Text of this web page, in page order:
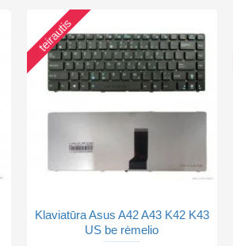
teirautis
Klaviatūra Asus A42 A43 K42 K43
US be rėmelio